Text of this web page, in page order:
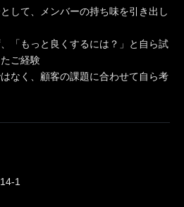
して、メンバーの持ち味を引き出し
「もっと良くするには？」と自ら試
ご経験
なく、顧客の課題に合わせて自ら考
1